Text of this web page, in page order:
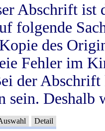
Abschrift ist
folgende
des
Fehler im
der Abschrift
sein.
Detail